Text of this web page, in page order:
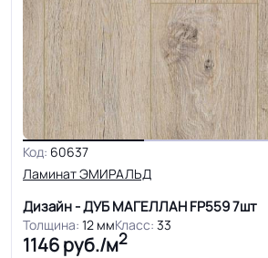
Код: 60637
Ламинат ЭМИРАЛЬД
Дизайн - ДУБ МАГЕЛЛАН FP5597шт
Толщина: 12 ммКласс: 33
1146руб./м2